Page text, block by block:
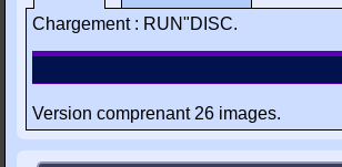
Chargement : RUN"DISC.
Version comprenant 26 images.